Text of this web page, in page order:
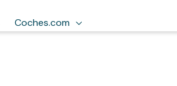
Coches.com